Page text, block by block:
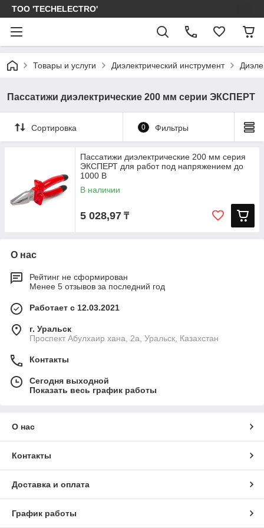
ТОО 'TECHELECTRO'
Товары и услуги Диэлектрический инструмент
Пассатижи диэлектрические 200 мм серии ЭКСПЕРТ
Сортировка 0 Фильтры
Пассатижи диэлектрические 200 мм серия
ЭКСПЕРТ для работ под напряжением до
1000 В
В наличии
5 028,97 ₸
О нас
Рейтинг не сформирован
Менее 5 отзывов за последний год
Работает с 12.03.2021
г. Уральск
Проспект Абулхаир хана, 2а, Уральск, Казахстан
Контакты
Сегодня выходной
Показать весь график работы
О нас
Контакты
Доставка и оплата
График работы